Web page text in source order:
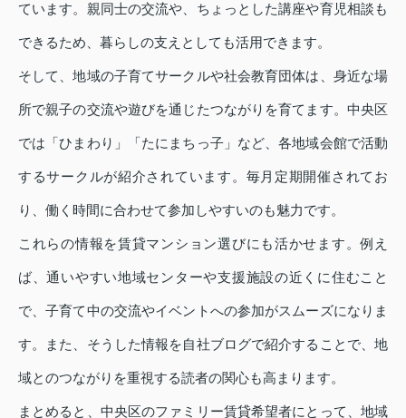
ています。親同士の交流や、ちょっとした講座や育児相談も
できるため、暮らしの支えとしても活用できます。
そして、地域の子育てサークルや社会教育団体は、身近な場
所で親子の交流や遊びを通じたつながりを育てます。中央区
では「ひまわり」「たにまちっ子」など、各地域会館で活動
するサークルが紹介されています。毎月定期開催されてお
り、働く時間に合わせて参加しやすいのも魅力です。
これらの情報を賃貸マンション選びにも活かせます。例え
ば、通いやすい地域センターや支援施設の近くに住むこと
で、子育て中の交流やイベントへの参加がスムーズになりま
す。また、そうした情報を自社ブログで紹介することで、地
域とのつながりを重視する読者の関心も高まります。
まとめると、中央区のファミリー賃貸希望者にとって、地域